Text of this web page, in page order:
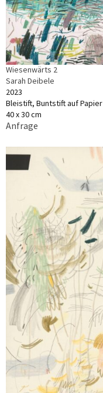
Wiesenwärts 2
Sarah Deibele
2023
Bleistift, Buntstift auf Papier
40 x 30 cm
Anfrage